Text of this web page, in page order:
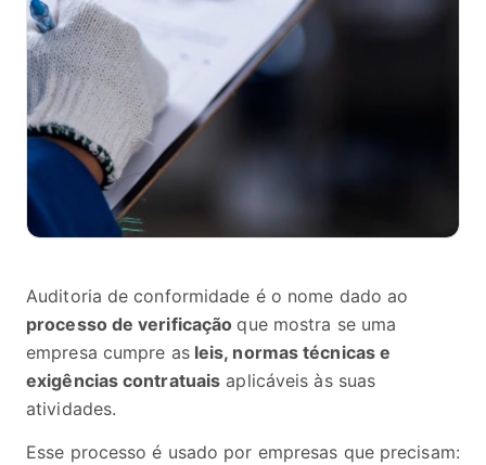
Auditoria de conformidade é o nome dado ao
processo de verificaçãoque mostra se uma
empresa cumpre asleis, normas técnicas e
exigências contratuais aplicáveis às suas
atividades.
Esse processo é usado por empresas que precisam: